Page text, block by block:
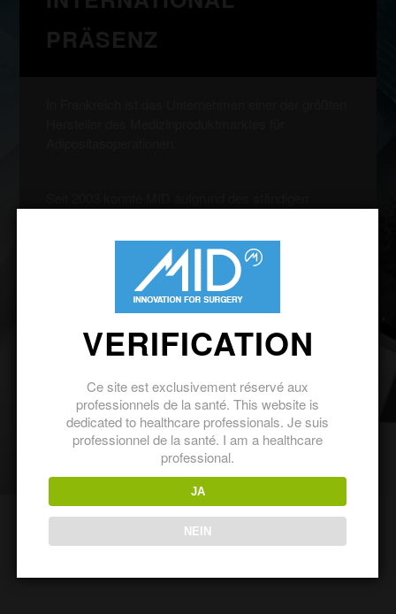
PRÄSENZ
einen großen Teil der Einkünfte auf internationaler
Ebene erwirtschaften und besitzt jetzt eine effektive
Präsenz in zwanzig Ländern.
VERIFICATION
Ce site est exclusivement réservé aux
professionnels de la santé. This website is
dedicated to healthcare professionals. Je suis
professionnel de la santé. I am a healthcare
professional.
JA
NEIN